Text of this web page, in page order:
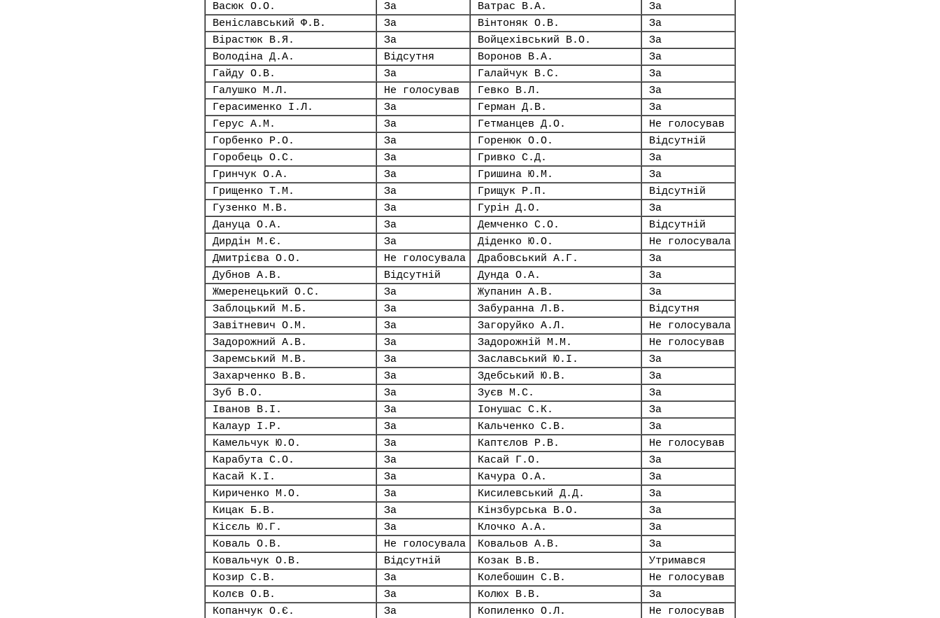
Васюк О.О.
За Ватрас В.А.
За
Веніславський Ф.В.
За Вінтоняк О.В.
За
Вірастюк В.Я.
За Войцехівський В.О.
За
Володіна Д.А.
Відсутня Воронов В.А.
За
Гайду О.В.
За Галайчук В.С.
За
Галушко М.Л.
Не голосував Гевко В.Л.
За
Герасименко І.Л.
За Герман Д.В.
За
Герус А.М.
За Гетманцев Д.О.
Не голосував
Горбенко Р.О.
За Горенюк О.О.
Відсутній
Горобець О.С.
За Гривко С.Д.
За
Гринчук О.А.
За Гришина Ю.М.
За
Грищенко Т.М.
За Грищук Р.П.
Відсутній
Гузенко М.В.
За Гурін Д.О.
За
Дануца О.А.
За Демченко С.О.
Відсутній
Дирдін М.Є.
За Діденко Ю.О.
Не голосувала
Дмитрієва О.О.
Не голосувала Драбовський А.Г.
За
Дубнов А.В.
Відсутній Дунда О.А.
За
Жмеренецький О.С.
За Жупанин А.В.
За
Заблоцький М.Б.
За Забуранна Л.В.
Відсутня
Завітневич О.М.
За Загоруйко А.Л.
Не голосувала
Задорожний А.В.
За Задорожній М.М.
Не голосував
Заремський М.В.
За Заславський Ю.І.
За
Захарченко В.В.
За Здебський Ю.В.
За
Зуб В.О.
За Зуєв М.С.
За
Іванов В.І.
За Іонушас С.К.
За
Калаур І.Р.
За Кальченко С.В.
За
Камельчук Ю.О.
За Каптєлов Р.В.
Не голосував
Карабута С.О.
За Касай Г.О.
За
Касай К.І.
За Качура О.А.
За
Кириченко М.О.
За Кисилевський Д.Д.
За
Кицак Б.В.
За Кінзбурська В.О.
За
Кісєль Ю.Г.
За Клочко А.А.
За
Коваль О.В.
Не голосувала Ковальов А.В.
За
Ковальчук О.В.
Відсутній Козак В.В.
Утримався
Козир С.В.
За Колебошин С.В.
Не голосував
Колєв О.В.
За Колюх В.В.
За
Копанчук О.Є.
За Копиленко О.Л.
Не голосував